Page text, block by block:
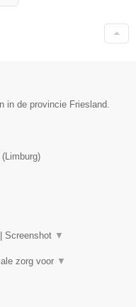
in de provincie Friesland.
(Limburg)
Screenshot ▼
zorg voor ▼